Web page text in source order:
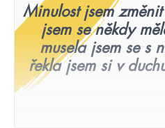
Minulost jsem
jsem se někdy
musela jsem se s
řekla jsem si v